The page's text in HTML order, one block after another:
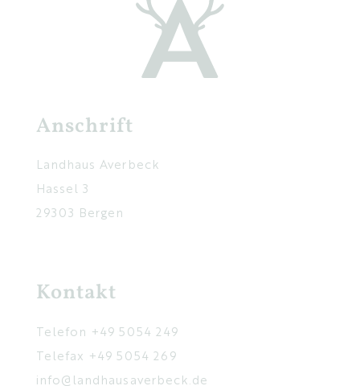
Anschrift
Landhaus Averbeck
Hassel 3
29303 Bergen
Kontakt
Telefon +49 5054 249
Telefax +49 5054 269
info@landhausaverbeck.de